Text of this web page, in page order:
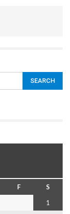
F
S
1